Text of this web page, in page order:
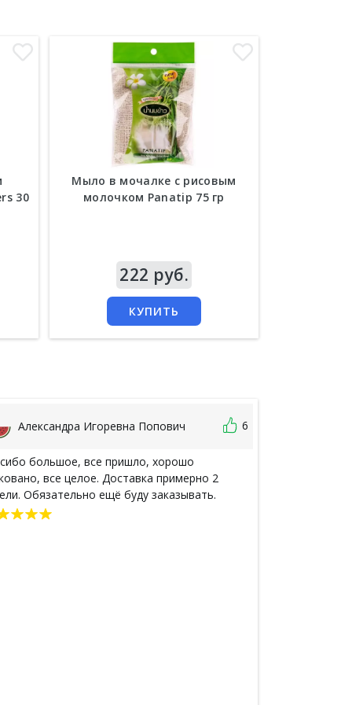
30
Мыло в мочалке с рисовым
молочком Panatip 75 гр
222 руб.
КУПИТЬ
Александра Игоревна Попович 6
большое, все пришло, хорошо
все целое. Доставка примерно 2
Обязательно ещё буду заказывать.